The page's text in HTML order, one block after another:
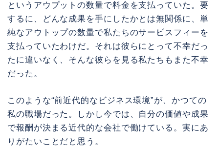
というアウプットの数量で料金を支払っていた。要
するに、どんな成果を手にしたかとは無関係に、単
純なアウトップの数量で私たちのサービスフィーを
支払っていたわけだ。それは彼らにとって不幸だっ
たに違いなく、そんな彼らを見る私たちもまた不幸
だった。
このような“前近代的なビジネス環境”が、かつての
私の職場だった。しかし今では、自分の価値や成果
で報酬が決まる近代的な会社で働けている。実にあ
りがたいことだと思う。